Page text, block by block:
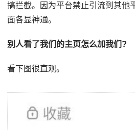
搞拦截。因为平台禁止引流到其他
面各显神通。
别人看了我们的主页怎么加我们?
看下图很直观。